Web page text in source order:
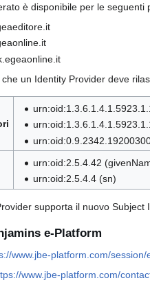
è disponibile per le seguenti
un Identity Provider deve
urn:oid:2.5.4.42
urn:oid:2.5.4.4 (sn)
supporta il nuovo Subject
e-Platform
www.jbe-platform.com/
www.jbe-platform.com/